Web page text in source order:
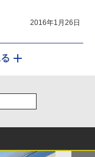
2016年1月26日